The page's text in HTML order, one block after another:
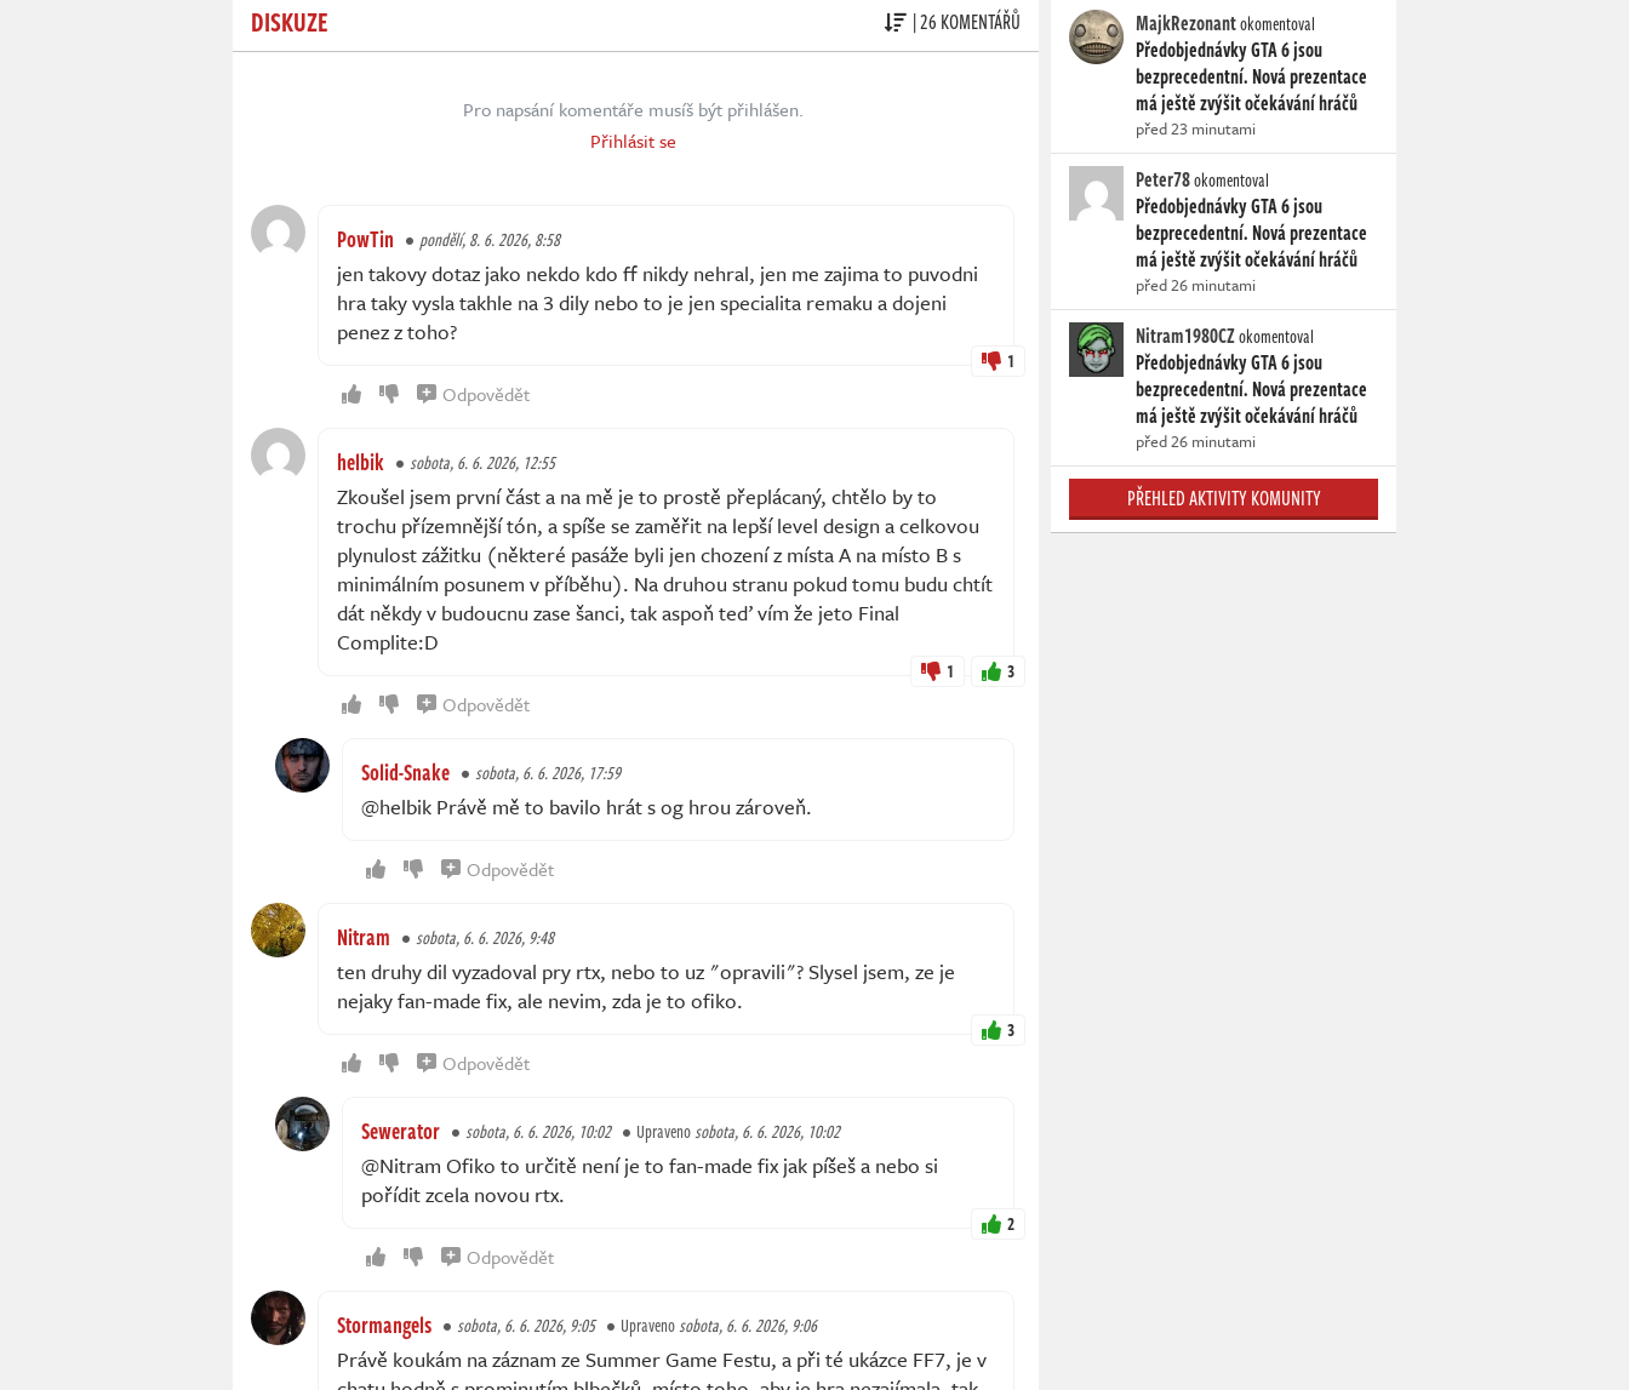
DISKUZE | 26 KOMENTÁŘŮ
Pro napsání komentáře musíš být přihlášen.
Přihlásit se
PowTin pondělí, 8. 6. 2026, 8:58
jen takovy dotaz jako nekdo kdo ff nikdy nehral, jen me zajima to puvodni
hra taky vysla takhle na 3 dily nebo to je jen specialita remaku a dojeni
penez z toho?
1
Odpovědět
helbik sobota, 6. 6. 2026, 12:55
Zkoušel jsem první část a na mě je to prostě přeplácaný, chtělo by to
trochu přízemnější tón, a spíše se zaměřit na lepší level design a celkovou
plynulost zážitku (některé pasáže byli jen chození z místa A na místo B s
minimálním posunem v příběhu). Na druhou stranu pokud tomu budu chtít
dát někdy v budoucnu zase šanci, tak aspoň teď vím že jeto Final
Complite:D
1 3
Odpovědět
Solid-Snake sobota, 6. 6. 2026, 17:59
@helbik Právě mě to bavilo hrát s og hrou zároveň.
Odpovědět
Nitram sobota, 6. 6. 2026, 9:48
ten druhy dil vyzadoval pry rtx, nebo to uz "opravili"? Slysel jsem, ze je
nejaky fan-made fix, ale nevim, zda je to ofiko.
3
Odpovědět
Sewerator sobota, 6. 6. 2026, 10:02 Upravenosobota, 6. 6. 2026, 10:02
@Nitram Ofiko to určitě není je to fan-made fix jak píšeš a nebo si
pořídit zcela novou rtx.
2
Odpovědět
Stormangels sobota, 6. 6. 2026, 9:05 Upravenosobota, 6. 6. 2026, 9:06
Právě koukám na záznam ze Summer Game Festu, a při té ukázce FF7, je v
MajkRezonantokomentoval
Předobjednávky GTA 6 jsou
bezprecedentní. Nová prezentace
má ještě zvýšit očekávání hráčů
před 23 minutami
Peter78okomentoval
Předobjednávky GTA 6 jsou
bezprecedentní. Nová prezentace
má ještě zvýšit očekávání hráčů
před 26 minutami
Nitram1980CZokomentoval
Předobjednávky GTA 6 jsou
bezprecedentní. Nová prezentace
má ještě zvýšit očekávání hráčů
před 26 minutami
PŘEHLED AKTIVITY KOMUNITY